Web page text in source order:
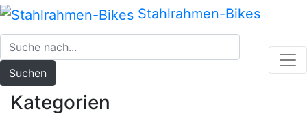
Zum
Inhalt
springen
Stahlrahmen-Bikes
Suchen
Kategorien